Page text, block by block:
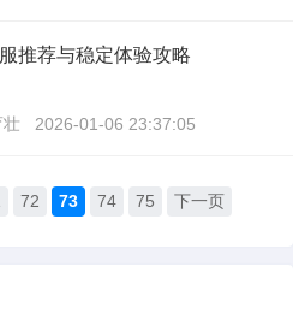
推荐与稳定体验攻略
2026-01-06 23:37:05
72 73 74 75 下一页